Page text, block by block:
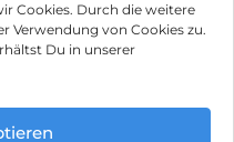
Cookies. Durch die weitere
Verwendung von Cookies zu.
Du in unserer